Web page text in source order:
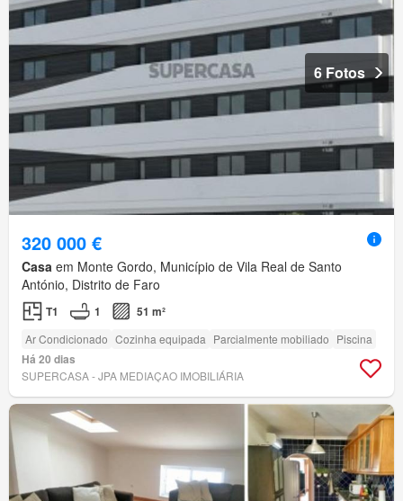
6 Fotos
320 000 €
Casa em Monte Gordo, Município de Vila Real de Santo
António, Distrito de Faro
T1 1 51 m²
Ar Condicionado Cozinha equipada Parcialmente mobiliado Piscina
Há 20 dias
SUPERCASA - JPA MEDIAÇAO IMOBILIÁRIA